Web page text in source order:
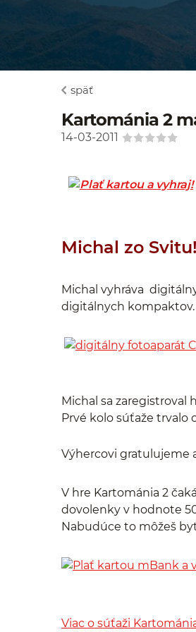
späť
Kartománia 2
14-03-2011
Michal zo Svitu!
Michal vyhráva
digitálnych kompaktov.
Michal sa zaregistroval
Prvé kolo súťaže trvalo
Výhercovi gratulujeme
V hre Kartománia 2
dovolenky v hodnote
Nabudúce to môžeš
Viac o súťaži